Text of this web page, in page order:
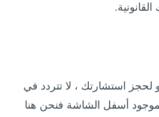
لحجز استشارتك ، لا تتردد في
أسفل الشاشة فنحن هنا